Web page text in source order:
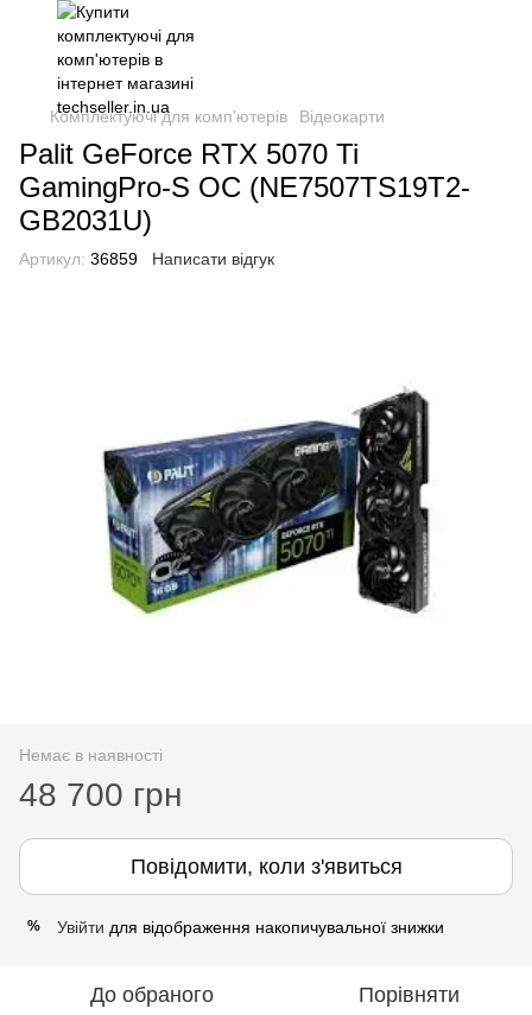
Комплектуючі для комп'ютерів Відеокарти
Palit GeForce RTX 5070 Ti
GamingPro-S OC (NE7507TS19T2-
GB2031U)
Артикул: 36859 Написати відгук
Немає в наявності
48 700 грн
Повідомити, коли з'явиться
% Увійти для відображення накопичувальної знижки
До обраного Порівняти